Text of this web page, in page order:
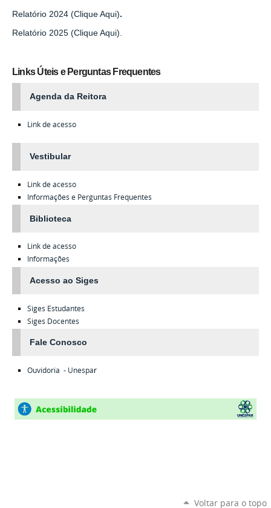
Relatório 2024 (Clique Aqui).
Relatório 2025 (Clique Aqui).
Links Úteis e Perguntas Frequentes
Agenda da Reitora
Link de acesso
Vestibular
Link de acesso
Informações e Perguntas Frequentes
Biblioteca
Link de acesso
Informações
Acesso ao Siges
Siges Estudantes
Siges Docentes
Fale Conosco
Ouvidoria - Unespar
Voltar para o topo